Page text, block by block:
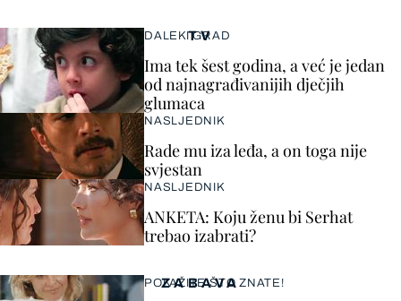
ZABAVA
POKAŽITE ŠTO ZNATE!
TV
DALEKI GRAD
Ima tek šest godina, a već je jedan
od najnagrađivanijih dječjih
glumaca
NASLJEDNIK
Rade mu iza leđa, a on toga nije
svjestan
NASLJEDNIK
ANKETA: Koju ženu bi Serhat
trebao izabrati?